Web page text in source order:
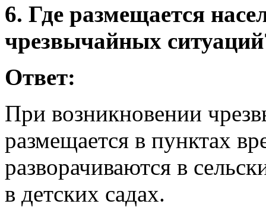
6. Где размещается
чрезвычайных
Ответ:
При возникновении
размещается в пунктах
разворачиваются в
в детских садах.